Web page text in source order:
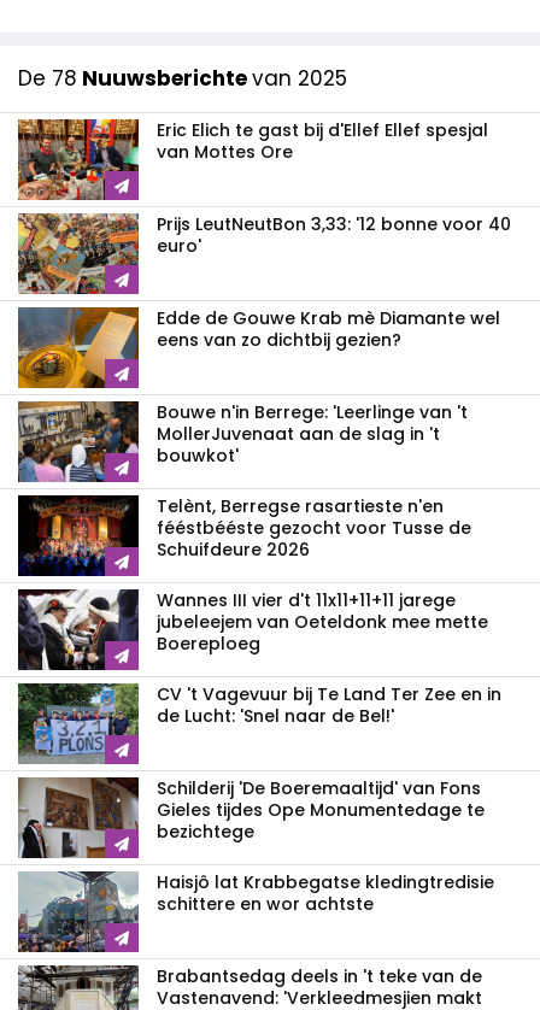
De 78 Nuuwsberichtevan 2025
Eric Elich te gast bij d'Ellef Ellef spesjal
van Mottes Ore
Prijs LeutNeutBon 3,33: '12 bonne voor 40
euro'
Edde de Gouwe Krab mè Diamante wel
eens van zo dichtbij gezien?
Bouwe n'in Berrege: 'Leerlinge van 't
MollerJuvenaat aan de slag in 't
bouwkot'
Telènt, Berregse rasartieste n'en
fééstbééste gezocht voor Tusse de
Schuifdeure 2026
Wannes III vier d't 11x11+11+11 jarege
jubeleejem van Oeteldonk mee mette
Boereploeg
CV 't Vagevuur bij Te Land Ter Zee en in
de Lucht: 'Snel naar de Bel!'
Schilderij 'De Boeremaaltijd' van Fons
Gieles tijdes Ope Monumentedage te
bezichtege
Haisjô lat Krabbegatse kledingtredisie
schittere en wor achtste
Brabantsedag deels in 't teke van de
Vastenavend: 'Verkleedmesjien makt